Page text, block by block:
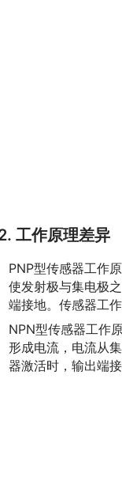
工作原理差异
PNP型传感器工作
使发射极与集电极
端接地。传感器工
NPN型传感器工作
形成电流，电流从
器激活时，输出端接